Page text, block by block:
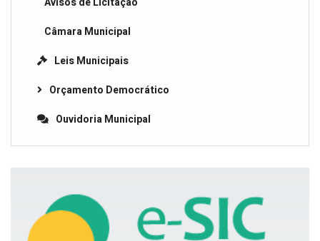
Câmara Municipal
Leis Municipais
Orçamento Democrático
Ouvidoria Municipal